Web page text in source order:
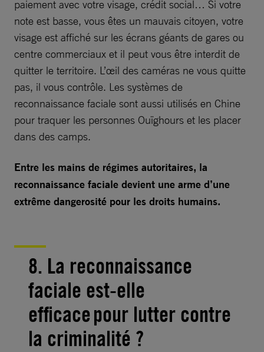
paiement avec votre visage, crédit social… Si votre
note est basse, vous êtes un mauvais citoyen, votre
visage est affiché sur les écrans géants de gares ou
centre commerciaux et il peut vous être interdit de
quitter le territoire. L’œil des caméras ne vous quitte
pas, il vous contrôle. Les systèmes de
reconnaissance faciale sont aussi utilisés en Chine
pour traquer les personnes Ouïghours et les placer
dans des camps.
Entre les mains de régimes autoritaires, la
reconnaissance faciale devient une arme d’une
extrême dangerosité pour les droits humains.
8. La reconnaissance
faciale est-elle
efficace pour lutter contre
la criminalité ?